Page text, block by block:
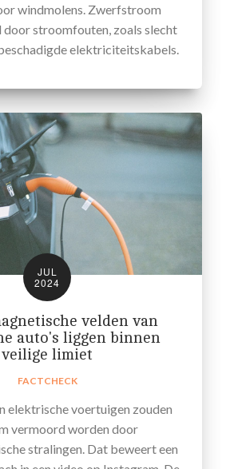
windmolens. Zwerfstroom
stroomfouten, zoals slecht
elektriciteitskabels.
JUL
2024
velden van
auto's liggen binnen
veilige limiet
FACTCHECK
elektrische voertuigen zouden
vermoord worden door
stralingen. Dat beweert een